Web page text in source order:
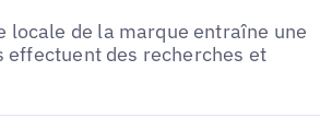
de la marque entraîne une
des recherches et